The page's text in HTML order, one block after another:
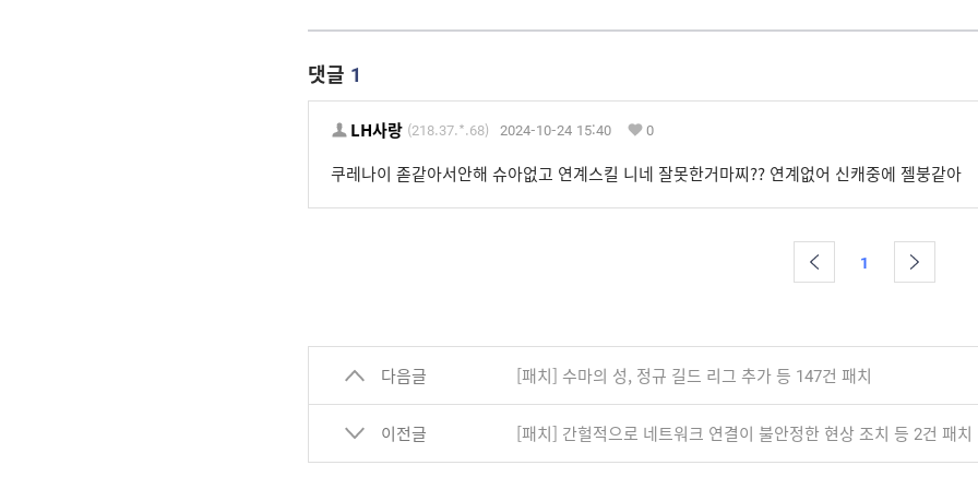
댓글 1
LH사랑 (218.37.*.68) 2024-10-24 15:40 0
쿠레나이 졷같아서안해 슈아없고 연계스킬 니네 잘못한거마찌?? 연계없어 신캐중에 젤붕같아
1
다음글 [패치] 수마의 성, 정규 길드 리그 추가 등 147건 패치
이전글 [패치] 간헐적으로 네트워크 연결이 불안정한 현상 조치 등 2건 패치